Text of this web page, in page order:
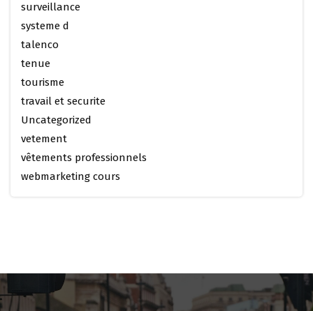
surveillance
systeme d
talenco
tenue
tourisme
travail et securite
Uncategorized
vetement
vêtements professionnels
webmarketing cours